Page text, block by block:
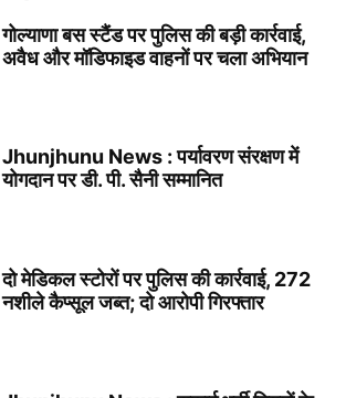
गोल्याणा बस स्टैंड पर पुलिस की बड़ी कार्रवाई,
अवैध और मॉडिफाइड वाहनों पर चला अभियान
Jhunjhunu News : पर्यावरण संरक्षण में
योगदान पर डी. पी. सैनी सम्मानित
दो मेडिकल स्टोरों पर पुलिस की कार्रवाई, 272
नशीले कैप्सूल जब्त; दो आरोपी गिरफ्तार